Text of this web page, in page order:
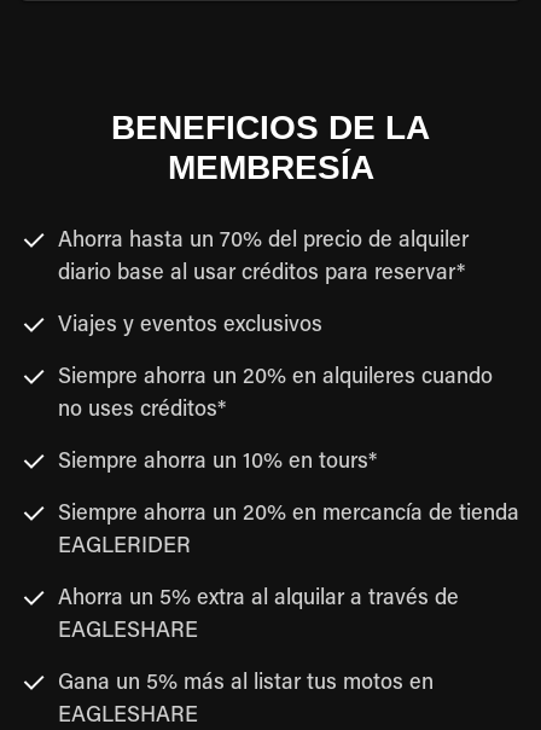
BENEFICIOS DE LA
MEMBRESÍA
Ahorra hasta un 70% del precio de alquiler
diario base al usar créditos para reservar*
Viajes y eventos exclusivos
Siempre ahorra un 20% en alquileres cuando
no uses créditos*
Siempre ahorra un 10% en tours*
Siempre ahorra un 20% en mercancía de tienda
EAGLERIDER
Ahorra un 5% extra al alquilar a través de
EAGLESHARE
Gana un 5% más al listar tus motos en
EAGLESHARE